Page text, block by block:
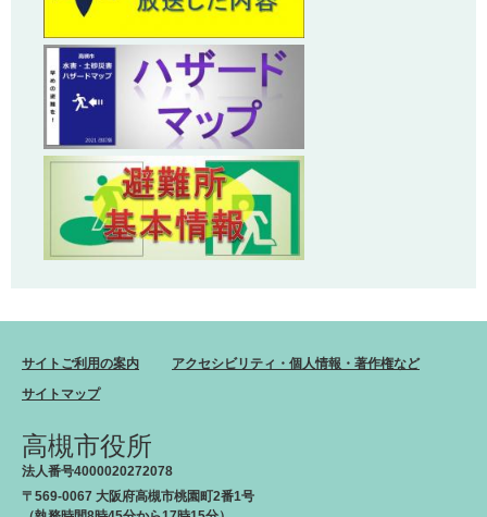
サイトご利用の案内
アクセシビリティ・個人情報・著作権など
サイトマップ
高槻市役所
法人番号4000020272078
〒569-0067 大阪府高槻市桃園町2番1号